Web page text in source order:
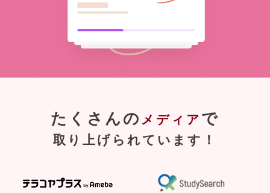
たくさんの メディア で
取り上げられています！